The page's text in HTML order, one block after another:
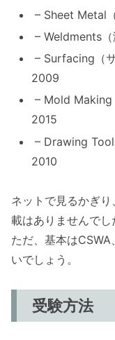
– Sheet Metal
– Weldments（
– Surfacing（
2009
– Mold Making
2015
– Drawing
2010
ネットで見るかぎ
載はありませんでし
ただ、基本は
いでしょう。
受験方法